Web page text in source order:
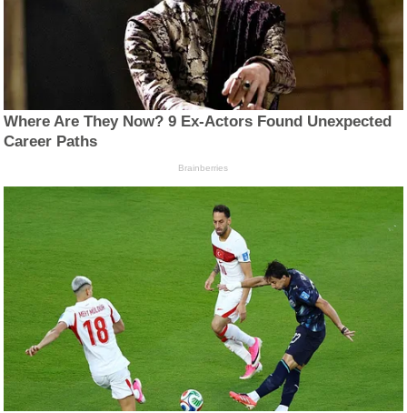
Where Are They Now? 9 Ex-Actors Found Unexpected
Career Paths
Brainberries